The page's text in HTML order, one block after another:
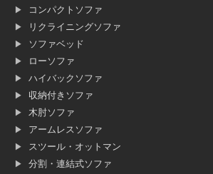
コンパクトソファ
リクライニングソファ
ソファベッド
ローソファ
ハイバックソファ
収納付きソファ
木肘ソファ
アームレスソファ
スツール・オットマン
分割・連結式ソファ